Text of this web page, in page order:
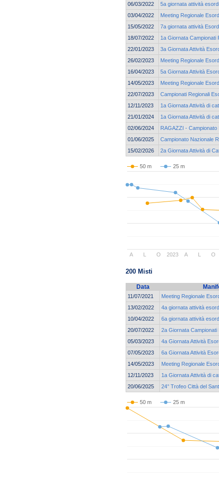
06/03/2022
5a giornata attività
03/04/2022
Meeting Regionale
15/05/2022
7a giornata attività
18/07/2022
1a Giornata Campionati
22/01/2023
3a Giornata Attività
26/02/2023
Meeting Regionale
16/04/2023
5a Giornata Attività
14/05/2023
Meeting Regionale
22/07/2023
Campionati Regionali
12/11/2023
1a Giornata Attività di
21/01/2024
1a Giornata Attività di
02/06/2024
RAGAZZI - Campionato
01/06/2025
Campionato Nazionale
15/02/2026
2a Giornata Attività di
50 m 25 m
2023
A L O A L O
200 Misti
Data
11/07/2021
Meeting Regionale
13/02/2022
4a giornata attività
10/04/2022
6a giornata attività
20/07/2022
2a Giornata Campionati
05/03/2023
4a Giornata Attività
07/05/2023
6a Giornata Attività
14/05/2023
Meeting Regionale
12/11/2023
1a Giornata Attività di
20/06/2025
24° Trofeo Città del
50 m 25 m